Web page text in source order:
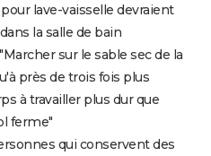
lave-vaisselle devraient
la salle de bain
sur le sable sec de la
près de trois fois plus
à travailler plus dur que
ferme"
qui conservent des